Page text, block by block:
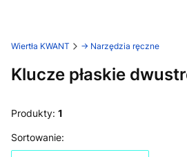
Wiertła KWANT -> Narzędzia ręczne
Klucze płaskie
Produkty: 1
Lista produktów
Sortowanie: